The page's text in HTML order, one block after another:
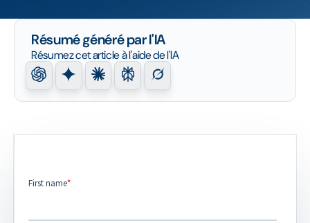
Résumé généré par l'IA
Résumez cet article à l'aide de l'IA